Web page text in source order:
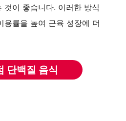
e
것이 좋습니다. 이러한 방식
용률을 높여 근육 성장에 더
단백질 음식